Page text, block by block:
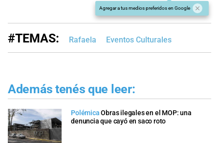
Agregar a tus medios preferidos en Google
#TEMAS: Rafaela Eventos Culturales
Además tenés que leer:
Polémica Obras ilegales en el MOP: una
denuncia que cayó en saco roto